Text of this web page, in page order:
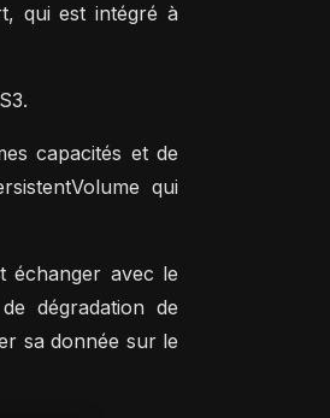
qui est intégré à
capacités et de
qui
échanger avec le
dégradation de
sa donnée sur le